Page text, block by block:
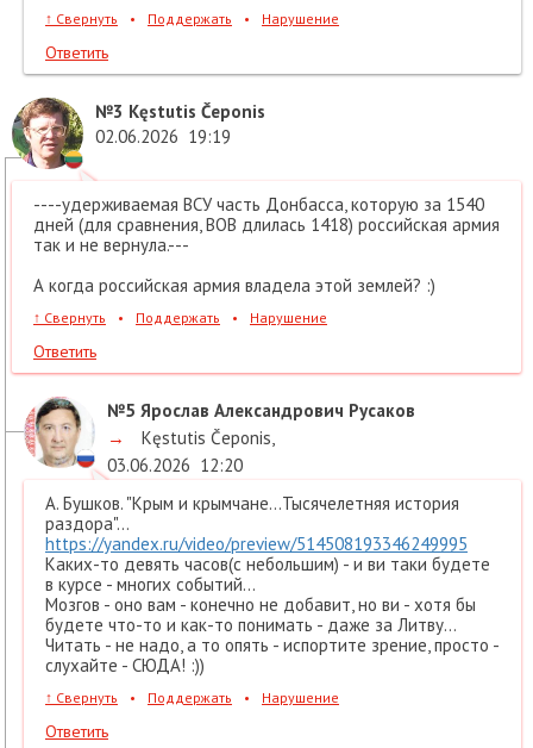
↑ Свернуть • Поддержать • Нарушение
Ответить
№3 Kęstutis Čeponis
02.06.2026 19:19
----удерживаемая ВСУ часть Донбасса, которую за 1540
дней (для сравнения, ВОВ длилась 1418) российская армия
так и не вернула.---
А когда российская армия владела этой землей? :)
↑ Свернуть • Поддержать • Нарушение
Ответить
№5 Ярослав Александрович Русаков
→
Kęstutis Čeponis,
03.06.2026 12:20
А. Бушков. "Крым и крымчане...Тысячелетняя история
раздора"...
https://yandex.ru/video/preview/514508193346249995
Каких-то девять часов(с небольшим) - и ви таки будете
в курсе - многих событий...
Мозгов - оно вам - конечно не добавит, но ви - хотя бы
будете что-то и как-то понимать - даже за Литву...
Читать - не надо, а то опять - испортите зрение, просто -
слухайте - СЮДА! :))
↑ Свернуть • Поддержать • Нарушение
Ответить